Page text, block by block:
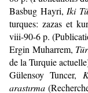
Basbug Hayri, Iki
turques: zazas et
viii-90-6 p.
Ergin Muharrem,
de la Turquie
Gülensoy Tuncer,
arastırma